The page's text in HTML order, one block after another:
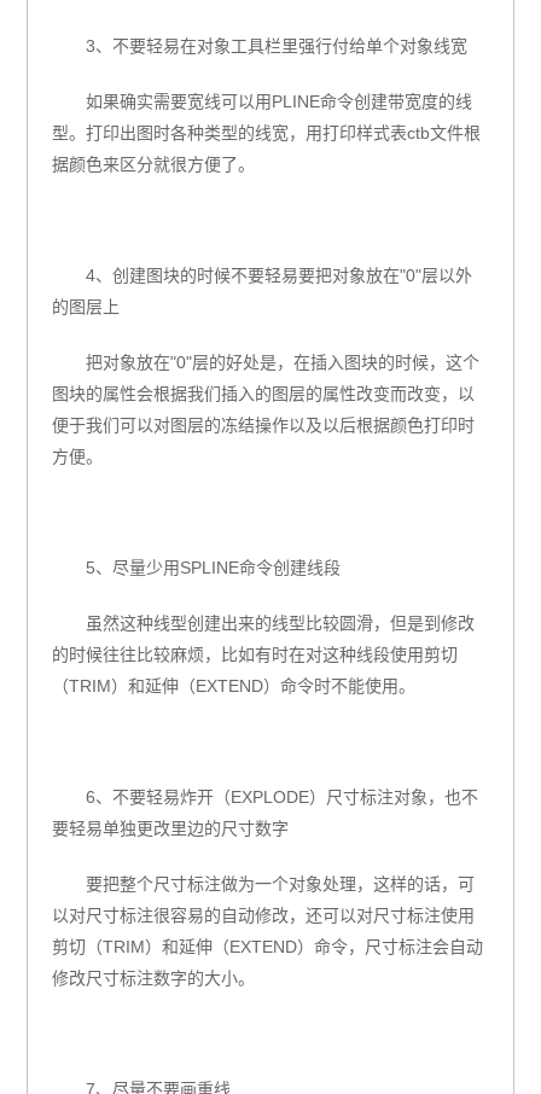
3、不要轻易在对象工具栏里强行付给单个对象线宽
如果确实需要宽线可以用PLINE命令创建带宽度的线
型。打印出图时各种类型的线宽，用打印样式表ctb文件根
据颜色来区分就很方便了。
4、创建图块的时候不要轻易要把对象放在"0"层以外
的图层上
把对象放在"0"层的好处是，在插入图块的时候，这个
图块的属性会根据我们插入的图层的属性改变而改变，以
便于我们可以对图层的冻结操作以及以后根据颜色打印时
方便。
5、尽量少用SPLINE命令创建线段
虽然这种线型创建出来的线型比较圆滑，但是到修改
的时候往往比较麻烦，比如有时在对这种线段使用剪切
（TRIM）和延伸（EXTEND）命令时不能使用。
6、不要轻易炸开（EXPLODE）尺寸标注对象，也不
要轻易单独更改里边的尺寸数字
要把整个尺寸标注做为一个对象处理，这样的话，可
以对尺寸标注很容易的自动修改，还可以对尺寸标注使用
剪切（TRIM）和延伸（EXTEND）命令，尺寸标注会自动
修改尺寸标注数字的大小。
7、尽量不要画重线